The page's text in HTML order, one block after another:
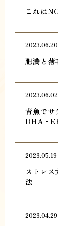
これは
肥満と薄
2023.06.20
青魚でサ
DHA・
2023.06.02
ストレ
法
2023.05.19
2023.04.29